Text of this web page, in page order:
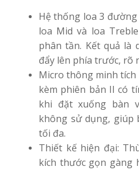
Hệ thống loa 3
loa Mid và loa
phân tần. Kết quả là
đẩy lên phía trước, rõ
Micro thông minh tích
kèm phiên bản II có
khi đặt xuống bàn
không sử dụng, giúp
tối đa.
Thiết kế hiện đại:
kích thước gọn gàng